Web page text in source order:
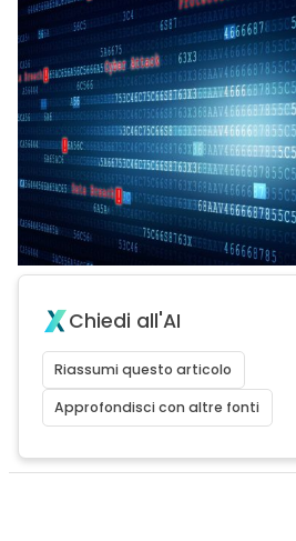
Chiedi all'AI
Riassumi questo articolo
Approfondisci con altre fonti